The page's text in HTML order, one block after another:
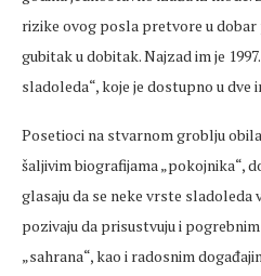
rizike ovog posla pretvore u dobar
gubitak u dobitak. Najzad im je
sladoleda“, koje je dostupno u
Posetioci na stvarnom groblju
šaljivim biografijama „pokojnika“,
glasaju da se neke vrste sladoleda
pozivaju da prisustvuju i
„sahrana“, kao i radosnim